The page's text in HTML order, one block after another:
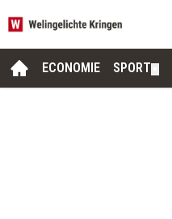
ECONOMIE SPORT